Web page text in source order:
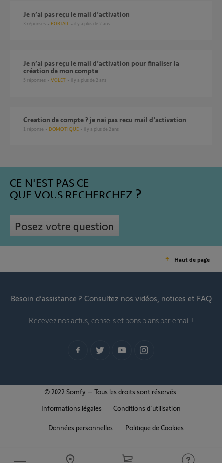
Je n’ai pas reçu le mail d’activation
3 réponses PORTAIL il y a plus de 2 ans
Je n’ai pas reçu le mail d’activation pour finaliser la
création de mon compte
5 réponses VOLET il y a plus de 2 ans
creation de compte ? je nai pas recu mail d'activation
1 réponse DOMOTIQUE il y a plus de 2 ans
CE N'EST PAS CE
QUE VOUS RECHERCHEZ
Posez votre question
Haut de page
Besoin d’assistance ? Consultez nos vidéos, notices et FAQ
Recevez nos actus, conseils et bons plans par email !
© 2022 Somfy – Tous les droits sont réservés.
Informations légales
Conditions d'utilisation
Données personnelles Politique de Cookies